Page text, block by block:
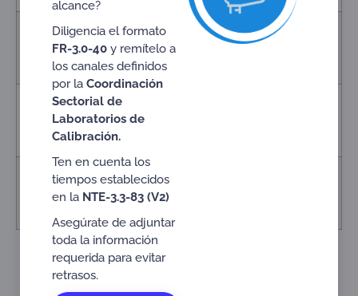
ACTA No. 8 de 2023
Criterio Específicos de
Acreditación
2023-07-
ACTA No. 9 de 2023
Criterio Específicos de
Acreditación
ACTA No. 10 de 2023
Criterio Específicos de
alcance?
Diligencia el formato
FR-3.0-40y remítelo a
los canales definidos
por la Coordinación
Sectorial de
Laboratorios de
Calibración.
Ten en cuenta los
tiempos establecidos
en la NTE-3.3-83 (V2)
Asegúrate de adjuntar
toda la información
requerida para evitar
retrasos.